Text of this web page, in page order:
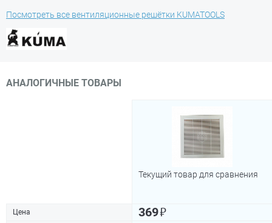
Посмотреть все вентиляционные решётки KUMATOOLS
АНАЛОГИЧНЫЕ ТОВАРЫ
Текущий товар для сравнения
Цена 369₽